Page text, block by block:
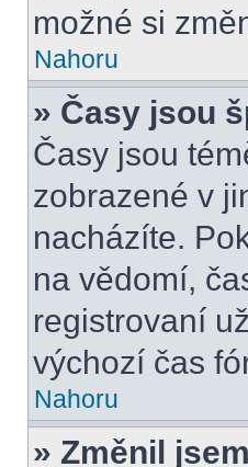
možné si
Nahoru
» Časy jsou
Časy jsou
zobrazené v
nacházíte.
na vědomí,
registrovaní
výchozí čas
Nahoru
» Změnil